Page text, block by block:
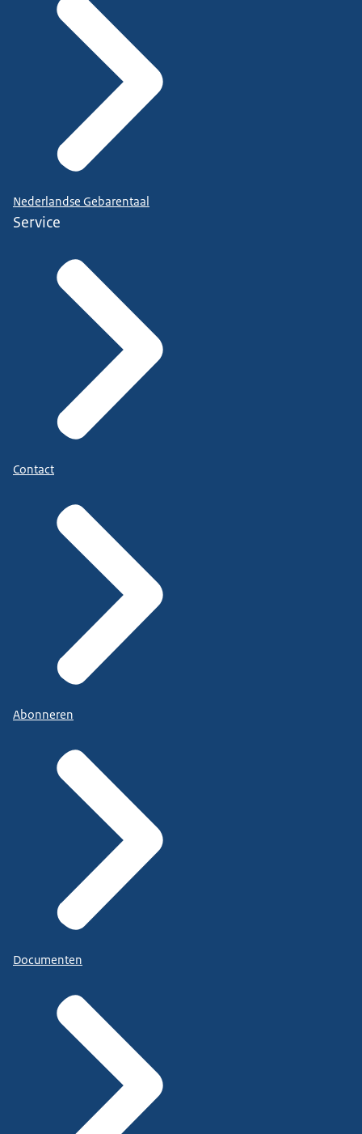
Nederlandse Gebarentaal
Service
Contact
Abonneren
Documenten